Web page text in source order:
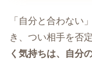
「自分と合わない
き、つい相手を否
く気持ちは、自分